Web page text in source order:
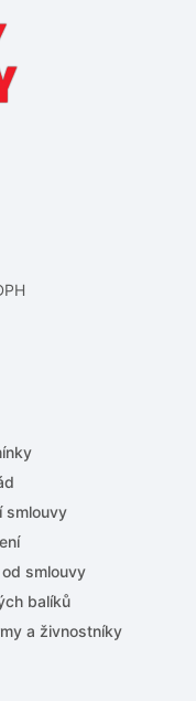
smlouvy
smlouvy
balíků
a živnostníky